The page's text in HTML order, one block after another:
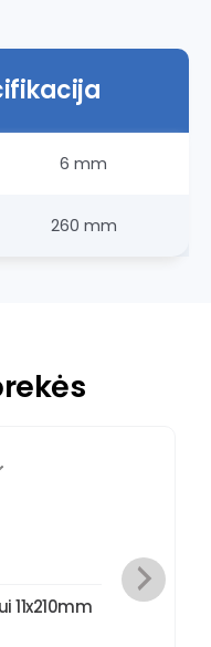
6 mm
260 mm
11x210mm